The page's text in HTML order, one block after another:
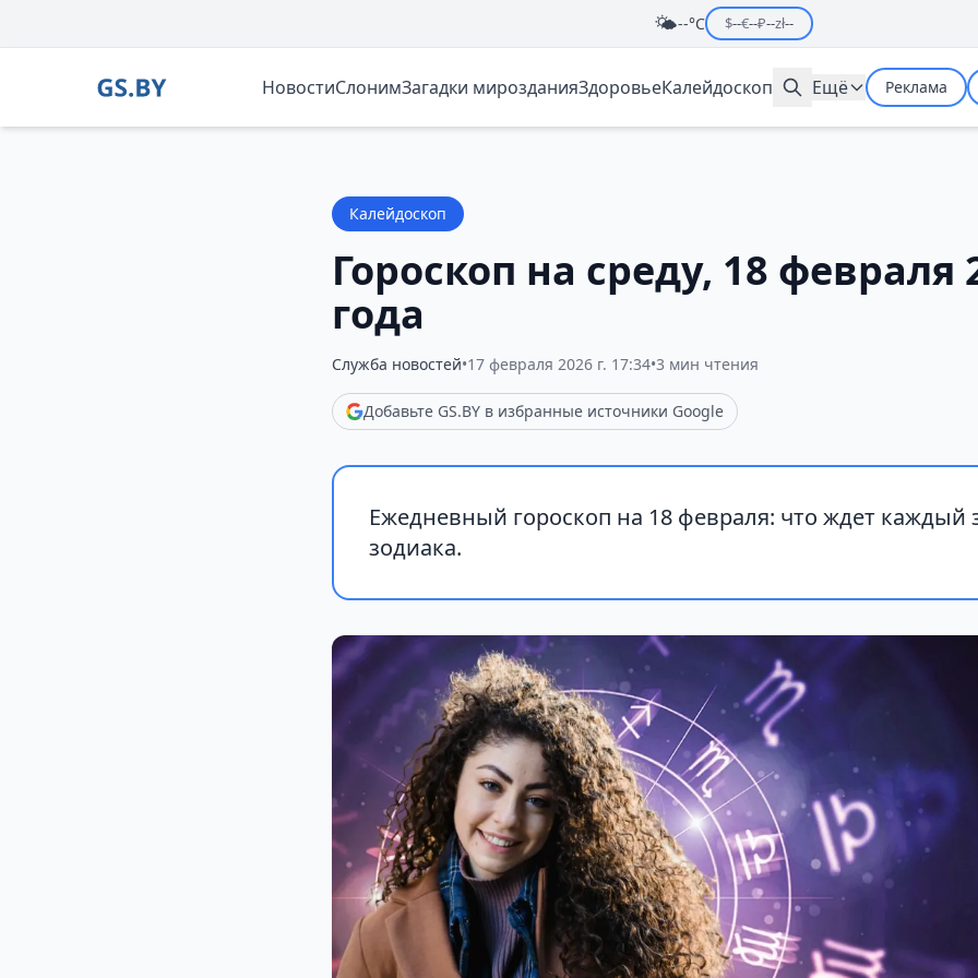
🌤️--°C $--€--₽--zł--
НовостиСлонимЗагадки мирозданияЗдоровьеКалейдоскоп Ещё Реклама
Калейдоскоп
Гороскоп на среду, 18 февраля
года
Служба новостей•17 февраля 2026 г. 17:34•3 мин чтения
Добавьте GS.BY в избранные источники Google
Ежедневный гороскоп на 18 февраля: что ждет каждый
зодиака.